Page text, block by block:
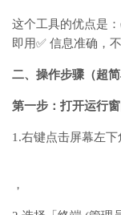
这个工具的优点是：
即用✅ 信息准确，
二、操作步骤（超简
第一步：打开运行窗
1.右键点击屏幕左
，